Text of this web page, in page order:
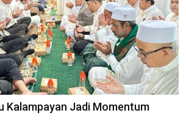
Kalampayan Jadi Momentum